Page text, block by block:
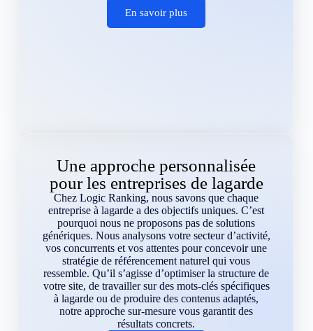
En savoir plus
Une approche personnalisée
pour les entreprises de lagarde
Chez Logic Ranking, nous savons que chaque
entreprise à lagarde a des objectifs uniques. C’est
pourquoi nous ne proposons pas de solutions
génériques. Nous analysons votre secteur d’activité,
vos concurrents et vos attentes pour concevoir une
stratégie de référencement naturel qui vous
ressemble. Qu’il s’agisse d’optimiser la structure de
votre site, de travailler sur des mots-clés spécifiques
à lagarde ou de produire des contenus adaptés,
notre approche sur-mesure vous garantit des
résultats concrets.